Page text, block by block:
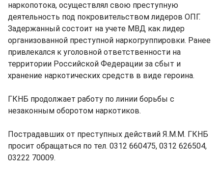
наркопотока, осуществлял свою преступную
деятельность под покровительством лидеров ОПГ.
Задержанный состоит на учете МВД как лидер
организованной преступной наркогруппировки. Ранее
привлекался к уголовной ответственности на
территории Российской Федерации за сбыт и
хранение наркотических средств в виде героина.
ГКНБ продолжает работу по линии борьбы с
незаконным оборотом наркотиков.
Пострадавших от преступных действий Я.М.М. ГКНБ
просит обращаться по тел. 0312 660475, 0312 626504,
03222 70009.